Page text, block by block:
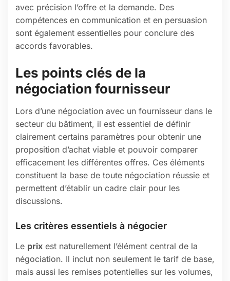
avec précision l’offre et la demande. Des
compétences en communication et en persuasion
sont également essentielles pour conclure des
accords favorables.
Les points clés de la
négociation fournisseur
Lors d’une négociation avec un fournisseur dans le
secteur du bâtiment, il est essentiel de définir
clairement certains paramètres pour obtenir une
proposition d’achat viable et pouvoir comparer
efficacement les différentes offres. Ces éléments
constituent la base de toute négociation réussie et
permettent d’établir un cadre clair pour les
discussions.
Les critères essentiels à négocier
Le prix est naturellement l’élément central de la
négociation. Il inclut non seulement le tarif de base,
mais aussi les remises potentielles sur les volumes,